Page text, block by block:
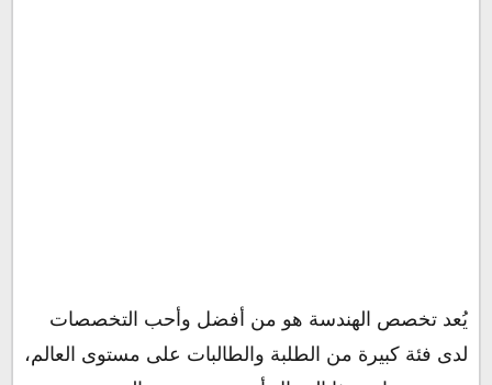
يُعد تخصص الهندسة هو من أفضل وأحب التخصصات
لدى فئة كبيرة من الطلبة والطالبات على مستوى العالم،